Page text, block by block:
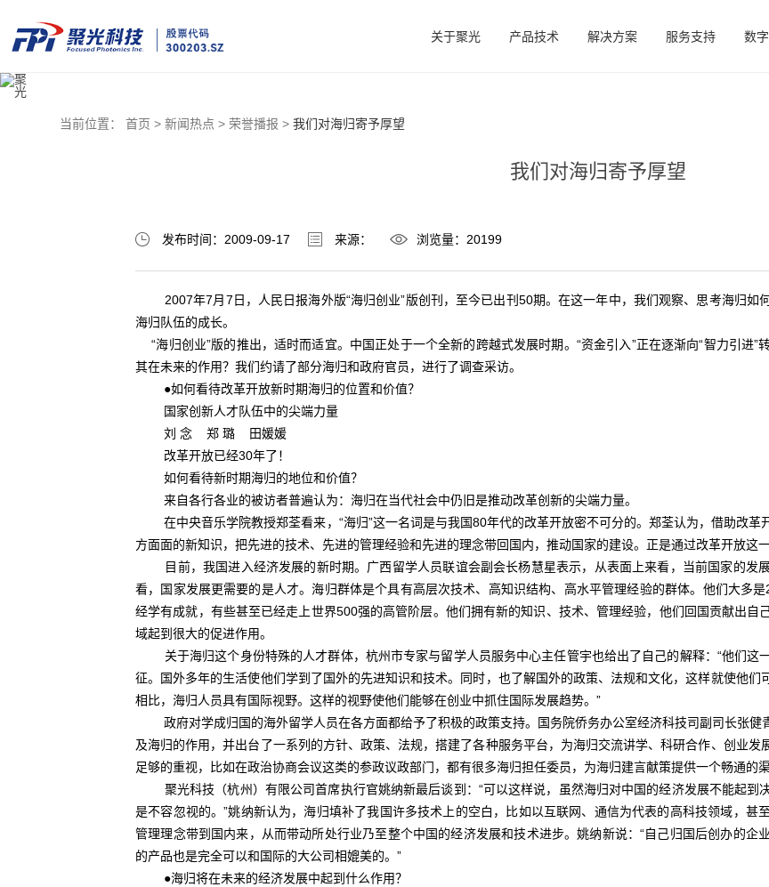
关于聚光 产品技术 解决方案 服务支持 数
当前位置： 首页 > 新闻热点 > 荣誉播报 > 我们对海归寄予厚望
我们对海归寄予厚望
发布时间：2009-09-17 来源： 浏览量：20199
2007年7月7日，人民日报海外版“海归创业”版创刊，至今已出刊50期。在这一年中，我们观察、思考海归如
海归队伍的成长。
“海归创业”版的推出，适时而适宜。中国正处于一个全新的跨越式发展时期。“资金引入”正在逐渐向“智力引进
其在未来的作用？我们约请了部分海归和政府官员，进行了调查采访。
●如何看待改革开放新时期海归的位置和价值？
国家创新人才队伍中的尖端力量
刘 念 郑 璐 田媛媛
改革开放已经30年了！
如何看待新时期海归的地位和价值？
来自各行各业的被访者普遍认为：海归在当代社会中仍旧是推动改革创新的尖端力量。
在中央音乐学院教授郑荃看来，“海归”这一名词是与我国80年代的改革开放密不可分的。郑荃认为，借助改革
方面面的新知识，把先进的技术、先进的管理经验和先进的理念带回国内，推动国家的建设。正是通过改革开放这
目前，我国进入经济发展的新时期。广西留学人员联谊会副会长杨慧星表示，从表面上来看，当前国家的发
看，国家发展更需要的是人才。海归群体是个具有高层次技术、高知识结构、高水平管理经验的群体。他们大多
经学有成就，有些甚至已经走上世界500强的高管阶层。他们拥有新的知识、技术、管理经验，他们回国贡献出自
域起到很大的促进作用。
关于海归这个身份特殊的人才群体，杭州市专家与留学人员服务中心主任管宇也给出了自己的解释：“他们这
征。国外多年的生活使他们学到了国外的先进知识和技术。同时，也了解国外的政策、法规和文化，这样就使他
相比，海归人员具有国际视野。这样的视野使他们能够在创业中抓住国际发展趋势。”
政府对学成归国的海外留学人员在各方面都给予了积极的政策支持。国务院侨务办公室经济科技司副司长张健
及海归的作用，并出台了一系列的方针、政策、法规，搭建了各种服务平台，为海归交流讲学、科研合作、创业
足够的重视，比如在政治协商会议这类的参政议政部门，都有很多海归担任委员，为海归建言献策提供一个畅通的渠
聚光科技（杭州）有限公司首席执行官姚纳新最后谈到：“可以这样说，虽然海归对中国的经济发展不能起到
是不容忽视的。”姚纳新认为，海归填补了我国许多技术上的空白，比如以互联网、通信为代表的高科技领域，甚
管理理念带到国内来，从而带动所处行业乃至整个中国的经济发展和技术进步。姚纳新说：“自己归国后创办的企
的产品也是完全可以和国际的大公司相媲美的。”
●海归将在未来的经济发展中起到什么作用？